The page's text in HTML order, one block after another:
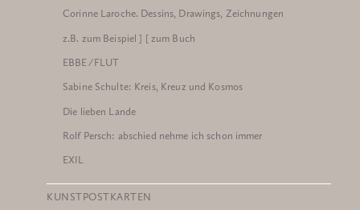
Corinne Laroche. Dessins, Drawings, Zeichnungen
z.B. zum Beispiel ] [ zum Buch
EBBE ⁄ FLUT
Sabine Schulte: Kreis, Kreuz und Kosmos
Die lieben Lande
Rolf Persch: abschied nehme ich schon immer
EXIL
KUNSTPOSTKARTEN